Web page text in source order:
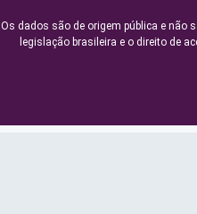
Os dados são de origem pública e não
legislação brasileira e o direito de